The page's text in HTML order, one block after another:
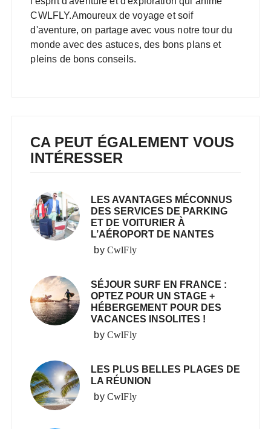
CWLFLY.Amoureux de voyage et soif
d'aventure, on partage avec vous notre tour du
monde avec des astuces, des bons plans et
pleins de bons conseils.
CA PEUT ÉGALEMENT VOUS
INTÉRESSER
LES AVANTAGES MÉCONNUS
DES SERVICES DE PARKING
ET DE VOITURIER À
L’AÉROPORT DE NANTES
by CwlFly
SÉJOUR SURF EN FRANCE :
OPTEZ POUR UN STAGE +
HÉBERGEMENT POUR DES
VACANCES INSOLITES !
by CwlFly
LES PLUS BELLES PLAGES DE
LA RÉUNION
by CwlFly